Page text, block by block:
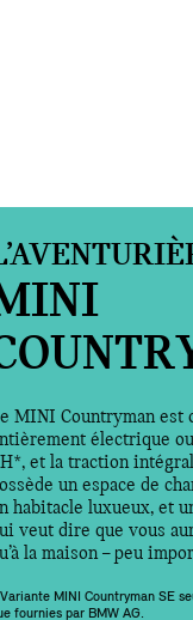
MINI Countryman est
électrique
et la traction
un espace de
habitacle luxueux, et
veut dire que vous
la maison – peu
MINI Countryman SE
fournies par BMW AG.